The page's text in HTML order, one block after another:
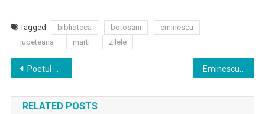
Tagged biblioteca botosani
eminescu
judeteana
marti zilele
Navigare
în
Poetul Matei Vişniec, printre nominalizaţii la Premiul Naţional de Poezie ”Mihai Eminescu” pentru Opera Omnia
RELATED POSTS